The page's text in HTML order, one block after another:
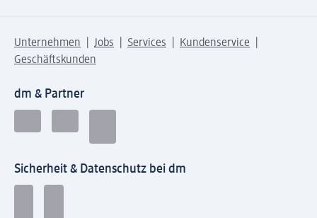
Unternehmen Jobs Services
Kundenservice
Geschäftskunden
dm & Partner
Sicherheit & Datenschutz bei dm